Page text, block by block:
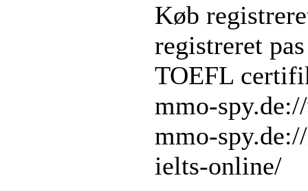
Køb
registreret
TOEFL
mmo-
mmo-
ielts-online/